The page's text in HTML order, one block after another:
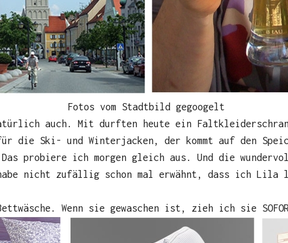
Fotos vom Stadtbild gegoogelt
auch. Mit durften heute ein
die Ski- und Winterjacken, der kommt auf den
Das probiere ich morgen gleich aus. Und die
nicht zufällig schon mal erwähnt, dass ich Lila
Wenn sie gewaschen ist, zieh ich sie